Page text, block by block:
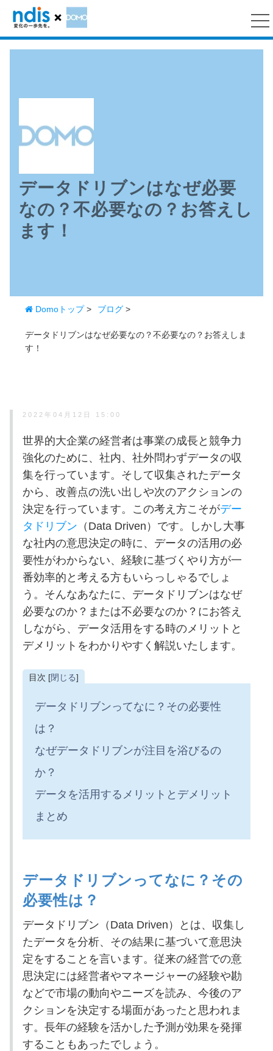
データドリブンはなぜ必要
なの？不必要なの？お答えし
ます！
Domoトップ> ブログ >
データドリブンはなぜ必要なの？不必要なの？お答えしま
す！
2022年04月12日 15:00
世界的大企業の経営者は事業の成長と競争力
強化のために、社内、社外問わずデータの収
集を行っています。そして収集されたデータ
から、改善点の洗い出しや次のアクションの
決定を行っています。この考え方こそがデー
タドリブン （Data Driven）です。しかし大事
な社内の意思決定の時に、データの活用の必
要性がわからない、経験に基づくやり方が一
番効率的と考える方もいらっしゃるでしょ
う。そんなあなたに、データドリブンはなぜ
必要なのか？または不必要なのか？にお答え
しながら、データ活用をする時のメリットと
デメリットをわかりやすく解説いたします。
目次 [閉じる]
データドリブンってなに？その必要性
は？
なぜデータドリブンが注目を浴びるの
か？
データを活用するメリットとデメリット
まとめ
データドリブンってなに？その
必要性は？
データドリブン（Data Driven）とは、収集し
たデータを分析、その結果に基づいて意思決
定をすることを言います。従来の経営での意
思決定には経営者やマネージャーの経験や勘
などで市場の動向やニーズを読み、今後のア
クションを決定する場面があったと思われま
す。長年の経験を活かした予測が効果を発揮
することもあったでしょう。